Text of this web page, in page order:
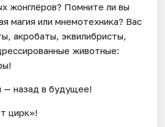
жонглёров? Помните ли вы
магия или мнемотехника? Вас
акробаты, эквилибристы,
животные:
— назад в будущее!
цирк»!